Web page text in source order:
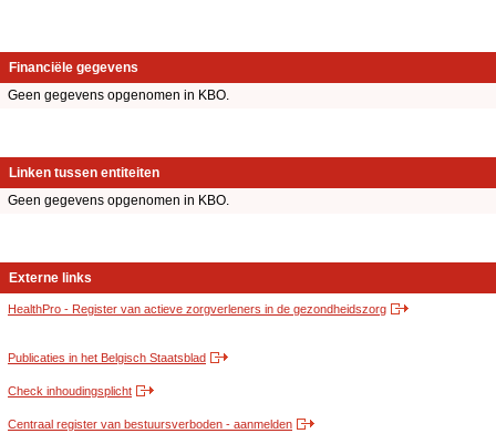
Financiële gegevens
Geen gegevens opgenomen in KBO.
Linken tussen entiteiten
Geen gegevens opgenomen in KBO.
Externe links
HealthPro - Register van actieve zorgverleners in de gezondheidszorg
Publicaties in het Belgisch Staatsblad
Check inhoudingsplicht
Centraal register van bestuursverboden - aanmelden